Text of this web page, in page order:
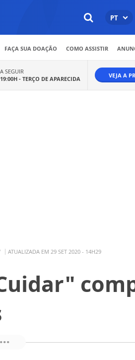
PT
FAÇA SUA DOAÇÃO COMO ASSISTIR
A SEGUIR
19:00H - TERÇO DE APARECIDA VEJA A
ATUALIZADA EM 29 SET 2020 - 14H29